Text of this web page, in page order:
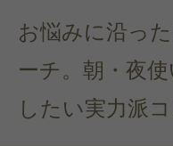
お悩みに沿っ
ーチ。朝・夜
したい実力派